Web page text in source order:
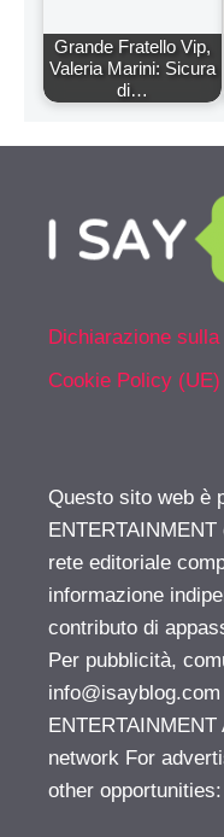
Grande Fratello Vip,
Valeria Marini: Sicura
di…
Dichiarazione
Cookie Policy (UE)
Questo sito web è
rete editoriale
informazione
contributo di
Per pubblicità,
info@isayblog.com
network For
other opportunities: